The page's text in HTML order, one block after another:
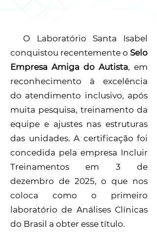
O Laboratório Santa Isabel
conquistou recentemente o Selo
Empresa Amiga do Autista, em
reconhecimento à excelência
do atendimento inclusivo, após
muita pesquisa, treinamento da
equipe e ajustes nas estruturas
das unidades. A certificação foi
concedida pela empresa Incluir
Treinamentos em 3 de
dezembro de 2025, o que nos
coloca como o primeiro
laboratório de Análises Clínicas
do Brasil a obter esse título.